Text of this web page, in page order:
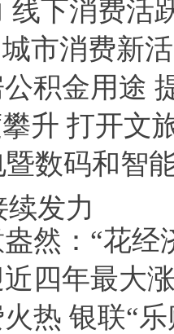
线下消费活
市消费新
积金用途
升 打开文
暨数码和智
发力
然：“花经
四年最大
热 银联“